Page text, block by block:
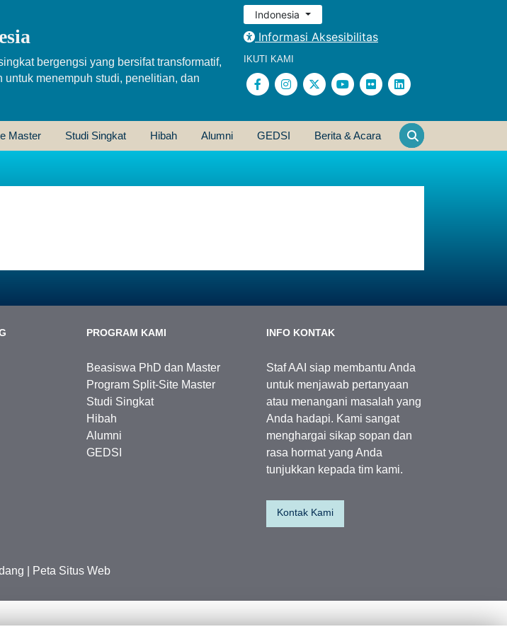
bergengsi yang bersifat transformatif,
menempuh studi, penelitian, dan
Indonesia
Informasi Aksesibilitas
IKUTI KAMI
Master Studi Singkat Hibah Alumni GEDSI Berita & Acara
PROGRAM KAMI
Beasiswa PhD dan Master
Program Split-Site Master
Studi Singkat
Hibah
Alumni
GEDSI
INFO KONTAK
Staf AAI siap membantu Anda
untuk menjawab pertanyaan
atau menangani masalah yang
Anda hadapi. Kami sangat
menghargai sikap sopan dan
rasa hormat yang Anda
tunjukkan kepada tim kami.
Kontak Kami
Peta Situs Web